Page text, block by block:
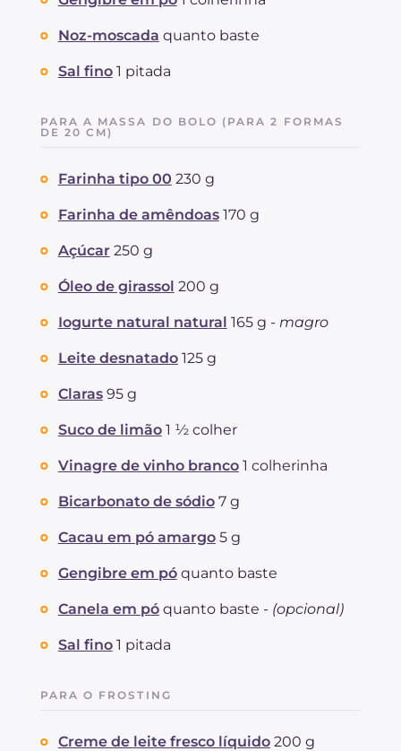
Noz-moscada quanto baste
Sal fino 1 pitada
PARA A MASSA DO BOLO (PARA 2 FORMAS
DE 20 CM)
Farinha tipo 00 230 g
Farinha de amêndoas 170 g
Açúcar 250 g
Óleo de girassol 200 g
Iogurte natural natural 165 g - magro
Leite desnatado 125 g
Claras 95 g
Suco de limão 1 ½ colher
Vinagre de vinho branco 1 colherinha
Bicarbonato de sódio 7 g
Cacau em pó amargo 5 g
Gengibre em pó quanto baste
Canela em pó quanto baste - (opcional)
Sal fino 1 pitada
PARA O FROSTING
Creme de leite fresco líquido 200 g